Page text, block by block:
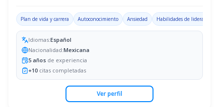
Plan de vida y carrera Autoconocimiento Ansiedad Habilidades de liderazgo
Idiomas:Español
Nacionalidad:Mexicana
5 años de experiencia
+10 citas completadas
Ver perfil